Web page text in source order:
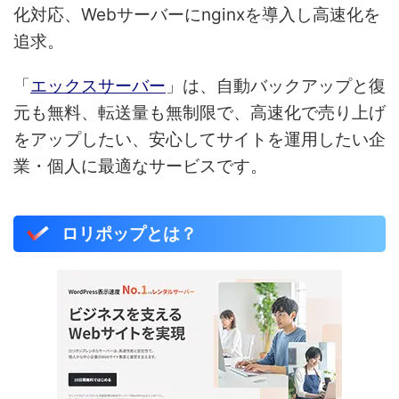
化対応、Webサーバーにnginxを導入し高速化を
追求。
「エックスサーバー 」は、自動バックアップと復
元も無料、転送量も無制限で、高速化で売り上げ
をアップしたい、安心してサイトを運用したい企
業・個人に最適なサービスです。
ロリポップとは？